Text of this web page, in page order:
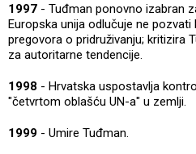
1997 - Tuđman ponovno izabran
Europska unija odlučuje ne
pregovora o pridruživanju; kritizira
za autoritarne tendencije.
1998 - Hrvatska uspostavlja
"četvrtom oblašću UN-a" u zemlji.
1999 - Umire Tuđman.